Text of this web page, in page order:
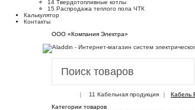
14 Твердотопливные котлы
15 Распродажа теплого пола ЧТК
Калькулятор
Контакты
ООО «Компания Электра»
11 Кабельная продукция
Кабель
Категории товаров